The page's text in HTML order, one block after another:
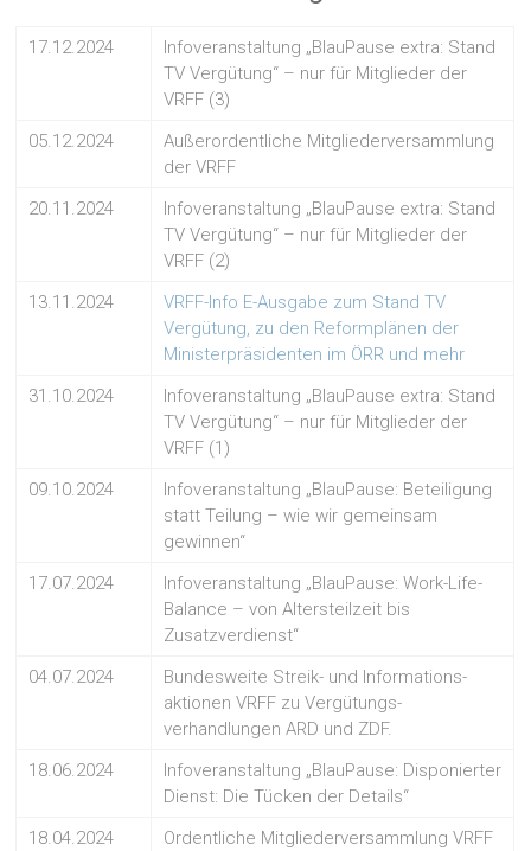
17.12.2024
Infoveranstaltung „BlauPause extra: Stand
TV Vergütung“ – nur für Mitglieder der
VRFF (3)
05.12.2024
Außerordentliche Mitgliederversammlung
der VRFF
20.11.2024
Infoveranstaltung „BlauPause extra: Stand
TV Vergütung“ – nur für Mitglieder der
VRFF (2)
13.11.2024
VRFF-Info E-Ausgabe zum Stand TV
Vergütung, zu den Reformplänen der
Ministerpräsidenten im ÖRR und mehr
31.10.2024
Infoveranstaltung „BlauPause extra: Stand
TV Vergütung“ – nur für Mitglieder der
VRFF (1)
09.10.2024
Infoveranstaltung „BlauPause: Beteiligung
statt Teilung – wie wir gemeinsam
gewinnen“
17.07.2024
Infoveranstaltung „BlauPause: Work-Life-
Balance – von Altersteilzeit bis
Zusatzverdienst“
04.07.2024
Bundesweite Streik- und Informations-
aktionen VRFF zu Vergütungs-
verhandlungen ARD und ZDF.
18.06.2024
Infoveranstaltung „BlauPause: Disponierter
Dienst: Die Tücken der Details“
18.04.2024
Ordentliche Mitgliederversammlung VRFF